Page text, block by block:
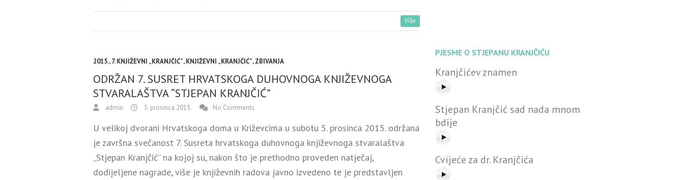
Više
2015.,7. KNJIŽEVNI „KRANJČIĆ”,KNJIŽEVNI „KRANJČIĆ”,ZBIVANJA
ODRŽAN 7. SUSRET HRVATSKOGA DUHOVNOGA KNJIŽEVNOGA
STVARALAŠTVA “STJEPAN KRANJČIĆ”
admin 5. prosinca 2015. No Comments
U velikoj dvorani Hrvatskoga doma u Križevcima u subotu 5. prosinca 2015. održana
je završna svečanost 7. Susreta hrvatskoga duhovnoga književnoga stvaralaštva
„Stjepan Kranjčić” na kojoj su, nakon što je prethodno proveden natječaj,
dodijeljene nagrade, više je književnih radova javno izvedeno te je predstavljen
PJESME O STJEPANU KRANJČIĆU
Kranjčićev znamen
Stjepan Kranjčić sad nada mnom
bdije
Cvijeće za dr. Kranjčića